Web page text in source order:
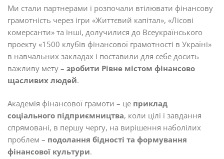
Ми стали партнерами і розпочали втілювати фінансову
грамотність через ігри «Життєвий капітал», «Лісові
комерсанти» та інші, долучилися до Всеукраїнського
проекту «1500 клубів фінансової грамотності в Україні»
в навчальних закладах і поставили для себе досить
важливу мету – зробити Рівне містом фінансово
щасливих людей.
Академія фінансової грамоти – це приклад
соціального підприємництва, коли цілі і завдання
спрямовані, в першу чергу, на вирішення наболілих
проблем – подолання бідності та формування
фінансової культури.